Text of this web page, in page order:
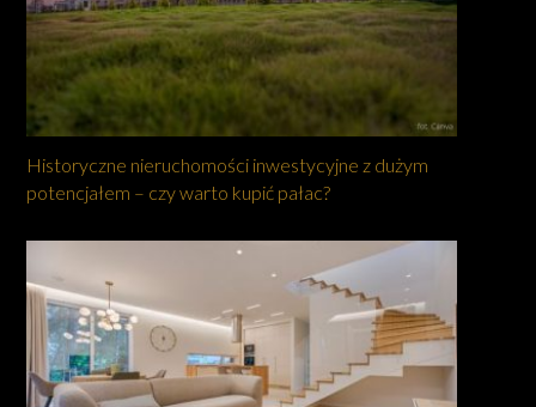
Historyczne nieruchomości inwestycyjne z dużym
potencjałem – czy warto kupić pałac?